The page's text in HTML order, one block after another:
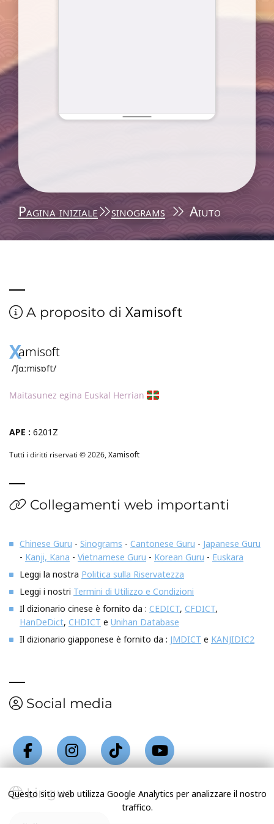
Pagina iniziale sinograms Aiuto
A proposito di Xamisoft
Xamisoft
/ˈʃɑːmisɒft/
Maitasunez egina Euskal Herrian
APE : 6201Z
Tutti i diritti riservati © 2026,Xamisoft
Collegamenti web importanti
Chinese Guru - Sinograms - Cantonese Guru - Japanese Guru
- Kanji, Kana - Vietnamese Guru - Korean Guru - Euskara
Leggi la nostra Politica sulla Riservatezza
Leggi i nostri Termini di Utilizzo e Condizioni
Il dizionario cinese è fornito da : CEDICT, CFDICT,
HanDeDict, CHDICT e Unihan Database
Il dizionario giapponese è fornito da : JMDICT e KANJIDIC2
Social media
Lingua
Questo sito web utilizza Google Analytics per analizzare il nostro
traffico.